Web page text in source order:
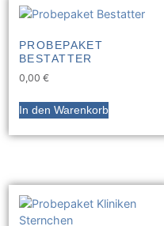
PROBEPAKET
BESTATTER
0,00 €
In den Warenkorb